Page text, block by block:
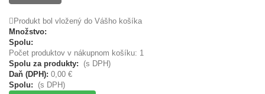
Produkt bol vložený do Vášho košíka
Množstvo:
Spolu:
Počet produktov v nákupnom košíku: 1
Spolu za produkty:
(s DPH)
Daň (DPH): 0,00 €
Spolu:
(s DPH)